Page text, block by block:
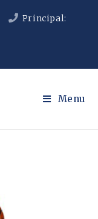
Principal:
Menu